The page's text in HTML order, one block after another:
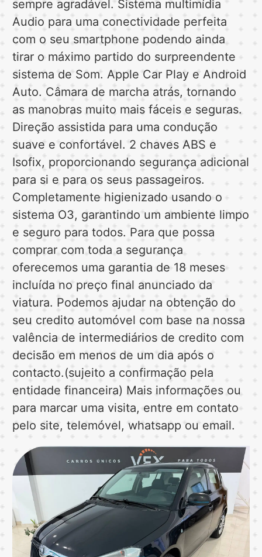
sempre agradável. Sistema multimídia
Audio para uma conectividade perfeita
com o seu smartphone podendo ainda
tirar o máximo partido do surpreendente
sistema de Som. Apple Car Play e Android
Auto. Câmara de marcha atrás, tornando
as manobras muito mais fáceis e seguras.
Direção assistida para uma condução
suave e confortável. 2 chaves ABS e
Isofix, proporcionando segurança adicional
para si e para os seus passageiros.
Completamente higienizado usando o
sistema O3, garantindo um ambiente limpo
e seguro para todos. Para que possa
comprar com toda a segurança
oferecemos uma garantia de 18 meses
incluída no preço final anunciado da
viatura. Podemos ajudar na obtenção do
seu credito automóvel com base na nossa
valência de intermediários de credito com
decisão em menos de um dia após o
contacto.(sujeito a confirmação pela
entidade financeira) Mais informações ou
para marcar uma visita, entre em contato
pelo site, telemóvel, whatsapp ou email.